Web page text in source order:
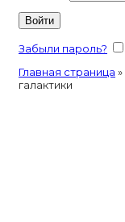
Войти
Забыли пароль?
Главная страница »
галактики